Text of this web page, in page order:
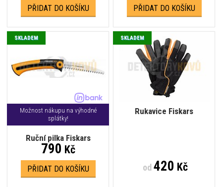
PŘIDAT DO KOŠÍKU PŘIDAT DO KOŠÍKU
Možnost nákupu na výhodné
splátky!
Ruční pilka Fiskars
SKLADEM
790 Kč
PŘIDAT DO KOŠÍKU
Rukavice Fiskars
SKLADEM
od420 Kč